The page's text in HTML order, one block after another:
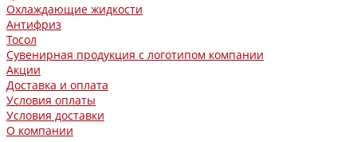
Охлаждающие жидкости
Антифриз
Тосол
Сувенирная продукция с логотипом компании
Акции
Доставка и оплата
Условия оплаты
Условия доставки
О компании